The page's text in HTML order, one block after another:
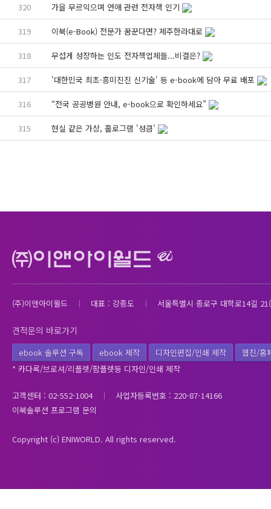
320 가을 무르익으며 연애 관련 전자책 인기
319 이북(e-Book) 전문가 꿈꾼다면? 제주한라대로
318 무섭게 성장하는 인도 전자책업체들...비결은?
317 '대한민국 최초·흥미진진 신기술' 등 e-book에 담아 무료 배포
316 “전국 공공병원 안내, e-book으로 확인하세요”
315 현실 같은 가상, 홀로그램 '성큼'
(주)이앤아이월드 대표 : 강종도 서울특별시 종로구 대학로14길
견적문의 바로가기
ebook 솔루션 구독 ebook 제작 디자인편집/인쇄 제작
웹진/홈
* 카다록/브로셔/리플렛/팜플렛등 디자인/인쇄 제작
고객센터 : 02-552-1004
사업자등록번호 : 220-87-14166
이북솔루션 프로그램 문의
Copyright (c) ENIWORLD. All rights reserved.